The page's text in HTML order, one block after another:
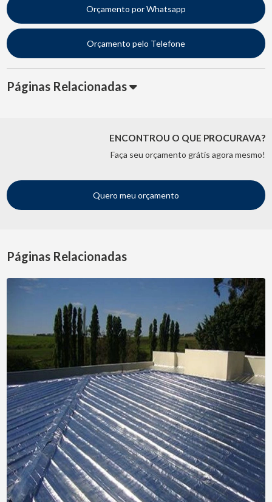
Orçamento por Whatsapp
Orçamento pelo Telefone
Páginas Relacionadas
ENCONTROU O QUE PROCURAVA?
Faça seu orçamento grátis agora mesmo!
Quero meu orçamento
Páginas Relacionadas